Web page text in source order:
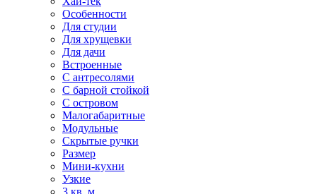
Особенности
Для студии
Для хрущевки
Для дачи
Встроенные
С антресолями
С барной стойкой
С островом
Малогабаритные
Модульные
Скрытые ручки
Размер
Мини-кухни
Узкие
3 кв. м.